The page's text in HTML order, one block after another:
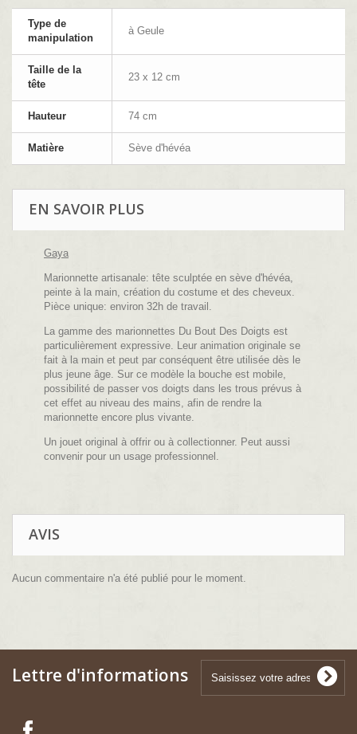
Type de
manipulation
à Geule
Taille de la
tête
23 x 12 cm
Hauteur 74 cm
Matière Sève d'hévéa
EN SAVOIR PLUS
Gaya
Marionnette artisanale: tête sculptée en sève d'hévéa,
peinte à la main, création du costume et des cheveux.
Pièce unique: environ 32h de travail.
La gamme des marionnettes Du Bout Des Doigts est
particulièrement expressive. Leur animation originale se
fait à la main et peut par conséquent être utilisée dès le
plus jeune âge. Sur ce modèle la bouche est mobile,
possibilité de passer vos doigts dans les trous prévus à
cet effet au niveau des mains, afin de rendre la
marionnette encore plus vivante.
Un jouet original à offrir ou à collectionner. Peut aussi
convenir pour un usage professionnel.
AVIS
Aucun commentaire n'a été publié pour le moment.
Lettre d'informations